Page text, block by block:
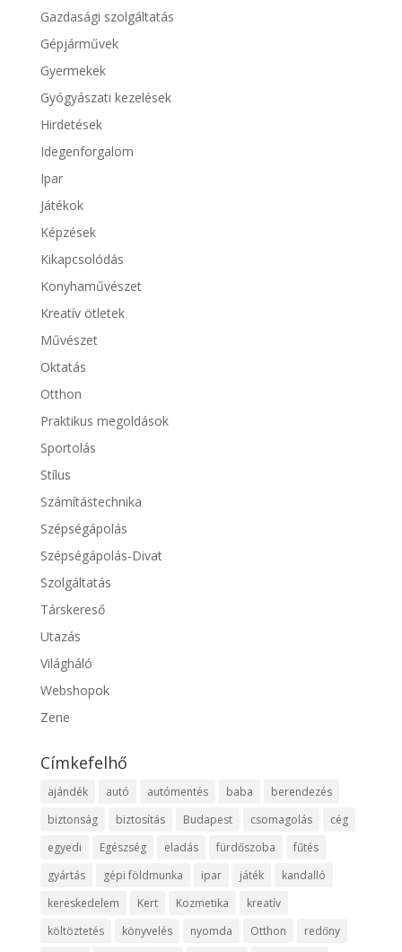
Gazdasági szolgáltatás
Gépjárművek
Gyermekek
Gyógyászati kezelések
Hirdetések
Idegenforgalom
Ipar
Játékok
Képzések
Kikapcsolódás
Konyhaművészet
Kreatív ötletek
Művészet
Oktatás
Otthon
Praktikus megoldások
Sportolás
Stílus
Számítástechnika
Szépségápolás
Szépségápolás-Divat
Szolgáltatás
Társkereső
Utazás
Világháló
Webshopok
Zene
Címkefelhő
ajándék autó autómentés baba
berendezés
biztonság
biztosítás Budapest csomagolás
cég
egyedi
Egészség eladás fürdőszoba
fűtés
gyártás
gépi földmunka ipar játék
kandalló
kereskedelem
Kert Kozmetika
kreatív
költöztetés
könyvelés nyomda Otthon
redőny